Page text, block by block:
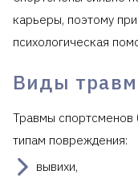
карьеры, поэтому
психологическая
Виды травм
Травмы спортсменов
типам повреждения:
вывихи,